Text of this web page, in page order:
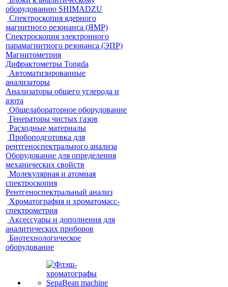
оборудованию SHIMADZU
Спектроскопия ядерного
магнитного резонанса (ЯМР)
Спектроскопия электронного
парамагнитного резонанса (ЭПР)
Магнитометрия
Дифрактометры Tongda
Автоматизированные
анализаторы
Анализаторы общего углерода и
азота
Общелабораторное оборудование
Генераторы чистых газов
Расходные материалы
Пробоподготовка для
рентгеноспектрального анализа
Оборудование для определения
механических свойств
Молекулярная и атомная
спектроскопия
Рентгеноспектральный анализ
Хроматография и хроматомасс-
спектрометрия
Аксессуары и дополнения для
аналитических приборов
Биотехнологическое
оборудование